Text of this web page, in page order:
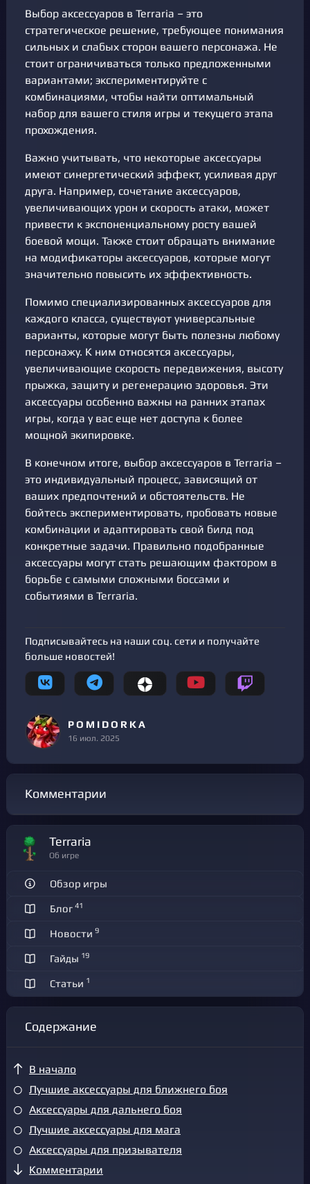
Выбор аксессуаров в Terraria – это
стратегическое решение, требующее понимания
сильных и слабых сторон вашего персонажа. Не
стоит ограничиваться только предложенными
вариантами; экспериментируйте с
комбинациями, чтобы найти оптимальный
набор для вашего стиля игры и текущего этапа
прохождения.
Важно учитывать, что некоторые аксессуары
имеют синергетический эффект, усиливая друг
друга. Например, сочетание аксессуаров,
увеличивающих урон и скорость атаки, может
привести к экспоненциальному росту вашей
боевой мощи. Также стоит обращать внимание
на модификаторы аксессуаров, которые могут
значительно повысить их эффективность.
Помимо специализированных аксессуаров для
каждого класса, существуют универсальные
варианты, которые могут быть полезны любому
персонажу. К ним относятся аксессуары,
увеличивающие скорость передвижения, высоту
прыжка, защиту и регенерацию здоровья. Эти
аксессуары особенно важны на ранних этапах
игры, когда у вас еще нет доступа к более
мощной экипировке.
В конечном итоге, выбор аксессуаров в Terraria –
это индивидуальный процесс, зависящий от
ваших предпочтений и обстоятельств. Не
бойтесь экспериментировать, пробовать новые
комбинации и адаптировать свой билд под
конкретные задачи. Правильно подобранные
аксессуары могут стать решающим фактором в
борьбе с самыми сложными боссами и
событиями в Terraria.
Подписывайтесь на наши соц. сети и получайте
больше новостей!
P O M I D O R K A
16 июл. 2025
Комментарии
Terraria
Об игре
Обзор игры
Блог 41
Новости 9
Гайды 19
Статьи 1
Содержание
В начало
Лучшие аксессуары для ближнего боя
Аксессуары для дальнего боя
Лучшие аксессуары для мага
Аксессуары для призывателя
Комментарии